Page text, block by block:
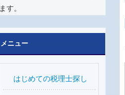
ます。
メニュー
はじめての税理士探し